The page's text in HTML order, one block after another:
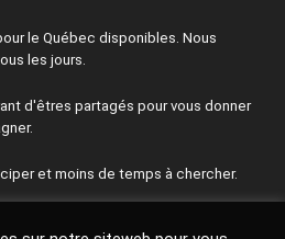
le Québec disponibles. Nous
les jours.
d'êtres partagés pour vous donner
et moins de temps à chercher.